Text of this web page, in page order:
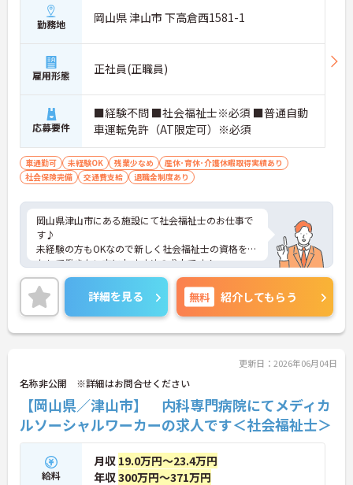
勤務地 岡山県 津山市 下高倉西1581-1
雇用形態 正社員(正職員)
応募要件
■経験不問 ■社会福祉士※必須 ■普通自動
車運転免許（AT限定可）※必須
車通勤可 未経験OK 残業少なめ
産休･育休･介護休暇取得実績あり
社会保険完備
交通費支給 退職金制度あり
岡山県津山市にある施設にて社会福祉士のお仕事で
す♪
未経験の方もOKなので新しく社会福祉士の資格を活
かして働きたい方におすすめの求人です！
ご興味ある方には、面接対策ポイントなど、さらに
詳細をお話しいたしますのでお気軽にご相談くださ
い。
詳細を見る 無料 紹介してもらう
更新日：2026年06月04日
名称非公開 ※詳細はお問合せください
【岡山県／津山市】 内科専門病院にてメディカ
ルソーシャルワーカーの求人です＜社会福祉士＞
給料
月収 19.0万円～23.4万円
年収300万円～371万円